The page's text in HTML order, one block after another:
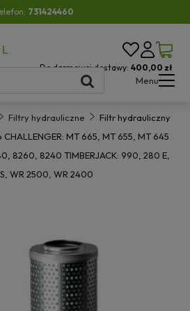
731424460
Do darmowej dostawy: 400,00 zł
Menu
Filtry hydrauliczne
Filtr hydrauliczny
CHALLENGER: MT 665, MT 655, MT 645
8260, 8240 TIMBERJACK: 990, 280 E,
WR 2500, WR 2400